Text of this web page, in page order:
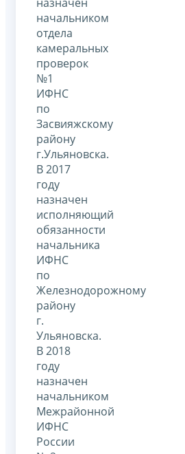
начальником
отдела
камеральных
проверок
№1
ИФНС
по
Засвияжскому
району
г.Ульяновска.
В 2017
году
назначен
исполняющий
обязанности
начальника
ИФНС
по
Железнодорожному
району
г.
Ульяновска.
В 2018
году
назначен
начальником
Межрайонной
ИФНС
России